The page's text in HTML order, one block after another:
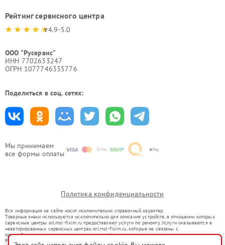
Мы принимаем
все формы оплаты
Рейтинг сервисного центра
4.9-5.0
ООО "Русервис"
ИНН 7702633247
ОГРН 1077746335776
Поделиться в соц. сетях:
Политика конфиденциальности
Вся информация на сайте носит исключительно справочный характер.
Товарные знаки используются исключительно для описания устройств, в отношении которых
сервисные центры orl.msi-fixim.ru предоставляют услуги по ремонту. Услуги оказываются в
неавторизованных сервисных центрах orl.msi-fixim.ru, которые не связаны с
правообладателями товарных знаков или их официальными представителями.
Ремонт осуществляется для устройств, уже введенных в гражданский оборот в соответствии